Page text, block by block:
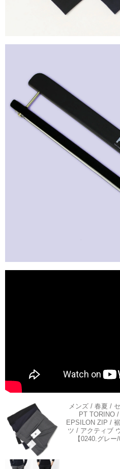
メンズ / 春夏 /
PT TORINO
EPSILON ZIP /
ツ / アクティブ
【0240.グレ